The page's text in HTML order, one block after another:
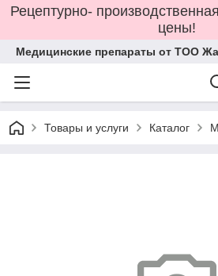
Рецептурно-
цены!
Медицинские препараты от ТОО
Товары и услуги Каталог